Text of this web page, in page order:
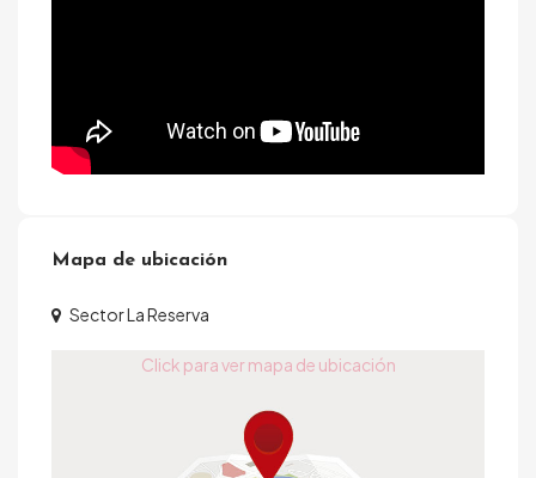
Mapa de ubicación
Sector La Reserva
Click para ver mapa de ubicación